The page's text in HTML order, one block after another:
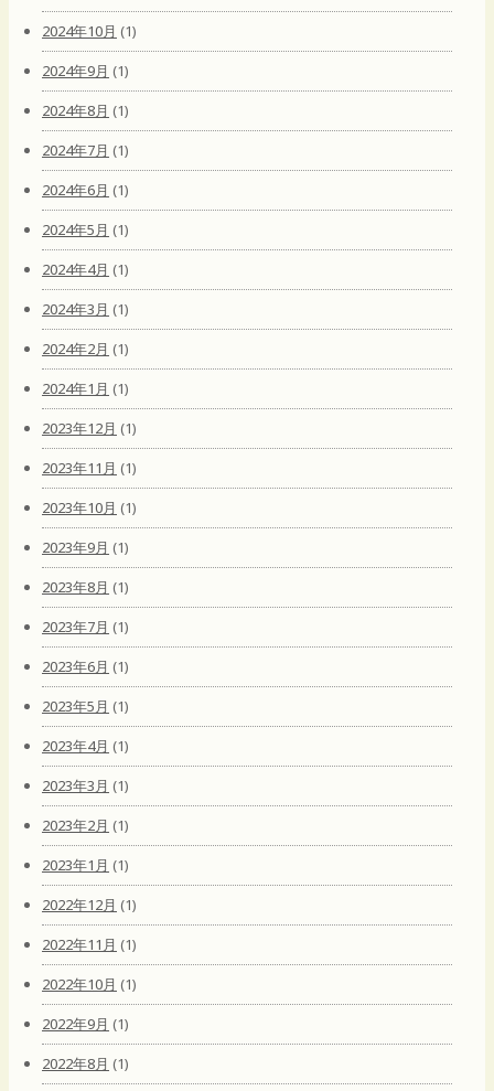
2024年10月 (1)
2024年9月 (1)
2024年8月 (1)
2024年7月 (1)
2024年6月 (1)
2024年5月 (1)
2024年4月 (1)
2024年3月 (1)
2024年2月 (1)
2024年1月 (1)
2023年12月 (1)
2023年11月 (1)
2023年10月 (1)
2023年9月 (1)
2023年8月 (1)
2023年7月 (1)
2023年6月 (1)
2023年5月 (1)
2023年4月 (1)
2023年3月 (1)
2023年2月 (1)
2023年1月 (1)
2022年12月 (1)
2022年11月 (1)
2022年10月 (1)
2022年9月 (1)
2022年8月 (1)